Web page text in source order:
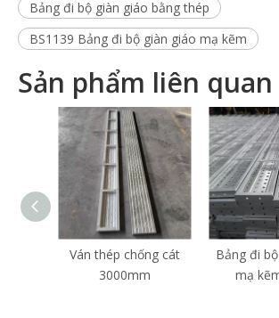
Bảng đi bộ giàn giáo bằng thép
BS1139 Bảng đi bộ giàn giáo mạ kẽm
Sản phẩm liên quan
Ván thép chống cát
3000mm
Bảng đi
mạ